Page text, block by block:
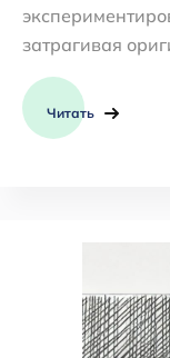
затрагивая
Читать